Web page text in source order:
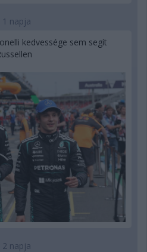
1 napja
kedvessége sem segít
2 napja